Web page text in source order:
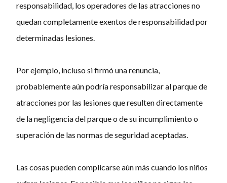
responsabilidad, los operadores de las atracciones no
quedan completamente exentos de responsabilidad por
determinadas lesiones.
Por ejemplo, incluso si firmó una renuncia,
probablemente aún podría responsabilizar al parque de
atracciones por las lesiones que resulten directamente
de la negligencia del parque o de su incumplimiento o
superación de las normas de seguridad aceptadas.
Las cosas pueden complicarse aún más cuando los niños